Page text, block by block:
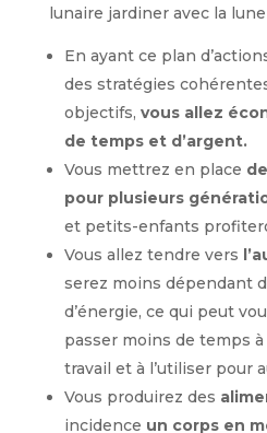
lunaire jardiner avec la
En ayant ce plan
des stratégies
objectifs, vous allez
de temps et d’argent.
Vous mettrez en place
pour plusieurs
et petits-enfants
Vous allez tendre vers
serez moins dépendant
d’énergie, ce qui peut
passer moins de temps
travail et à l’utiliser pour
Vous produirez des
incidence un corps en